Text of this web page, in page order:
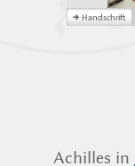
Achilles in